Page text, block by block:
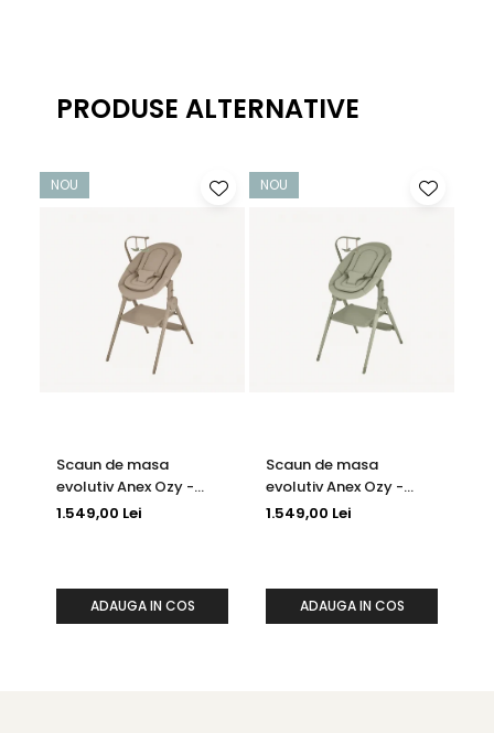
Saltele120x60 cm
Umidificatore
PRODUSE ALTERNATIVE
NOU
Scaun de masa
evolutiv Anex Ozy -
FLUFF
1.549,00 Lei
ADAUGA IN COS
NOU
Scaun de masa
evolutiv Anex Ozy -
JUNE
1.549,00 Lei
ADAUGA IN COS